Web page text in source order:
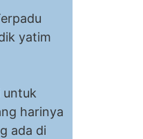
yatim
untuk
harinya
ada di